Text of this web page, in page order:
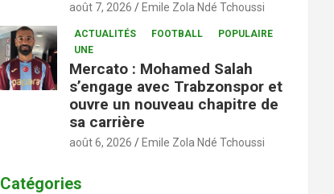
août 7, 2026 Emile Zola Ndé Tchoussi
ACTUALITÉS FOOTBALL
POPULAIRE
UNE
Mercato : Mohamed Salah
s’engage avec Trabzonspor et
ouvre un nouveau chapitre de
sa carrière
août 6, 2026 Emile Zola Ndé Tchoussi
Catégories